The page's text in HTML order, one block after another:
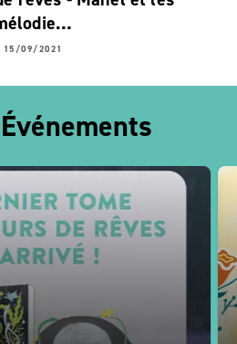
15/09/2021